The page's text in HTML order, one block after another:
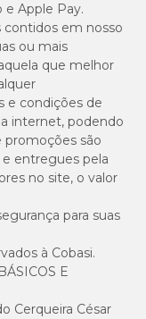
e Apple Pay.
contidos em nosso
ou mais
que melhor
e condições de
internet, podendo
promoções são
e entregues pela
no site, o valor
para suas
à Cobasi.
E
Cerqueira César